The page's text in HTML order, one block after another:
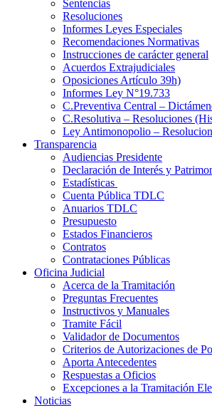
Sentencias
Resoluciones
Informes Leyes Especiales
Recomendaciones Normativas
Instrucciones de carácter general
Acuerdos Extrajudiciales
Oposiciones Artículo 39h)
Informes Ley N°19.733
C.Preventiva Central –
C.Resolutiva – Resoluciones
Ley Antimonopolio –
Transparencia
Audiencias Presidente
Declaración de Interés y
Estadísticas
Cuenta Pública TDLC
Anuarios TDLC
Presupuesto
Estados Financieros
Contratos
Contrataciones Públicas
Oficina Judicial
Acerca de la Tramitación
Preguntas Frecuentes
Instructivos y Manuales
Tramite Fácil
Validador de Documentos
Criterios de Autorizaciones de
Aporta Antecedentes
Respuestas a Oficios
Excepciones a la Tramitación
Noticias